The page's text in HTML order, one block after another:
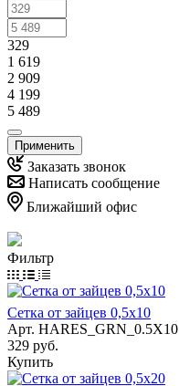
329
1 619
2 909
4 199
5 489
Применить
Заказать звонок
Написать сообщение
Ближайший офис
Фильтр
Сетка от зайцев 0,5х10
Арт. HARES_GRN_0.5X10
329 руб.
Купить